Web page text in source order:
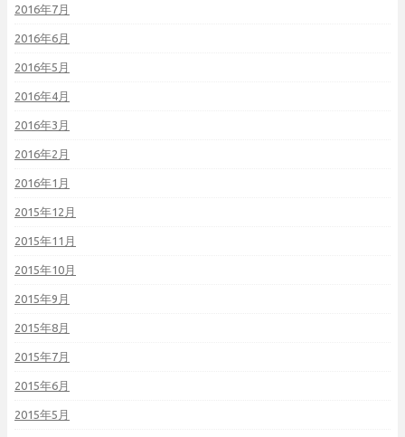
2016年7月
2016年6月
2016年5月
2016年4月
2016年3月
2016年2月
2016年1月
2015年12月
2015年11月
2015年10月
2015年9月
2015年8月
2015年7月
2015年6月
2015年5月